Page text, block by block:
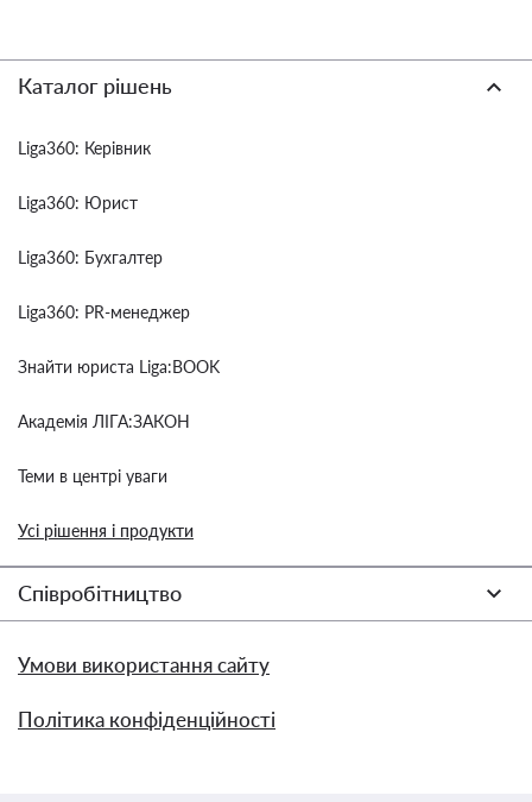
Каталог рішень
Liga360: Керівник
Liga360: Юрист
Liga360: Бухгалтер
Liga360: PR-менеджер
Знайти юриста Liga:BOOK
Академія ЛІГА:ЗАКОН
Теми в центрі уваги
Усі рішення і продукти
Співробітництво
Умови використання сайту
Політика конфіденційності